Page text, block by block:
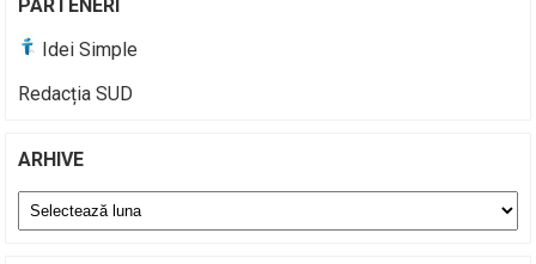
PARTENERI
Idei Simple
Redacția SUD
ARHIVE
Arhive